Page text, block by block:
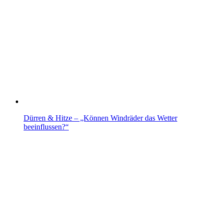
Dürren & Hitze – „Können Windräder das Wetter
beeinflussen?“